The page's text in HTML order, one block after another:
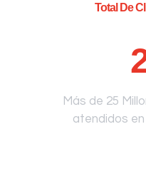
Total De
Más de 25
atendidos